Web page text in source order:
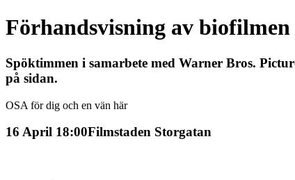
Förhandsvisning av
Spöktimmen i samarbete med Warner Bros.
på sidan.
OSA för dig och en vän här
16 April 18:00Filmstaden Storgatan